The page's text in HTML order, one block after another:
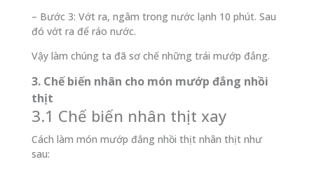
– Bước 3: Vớt ra, ngâm trong nước lạnh 10 phút. Sau
đó vớt ra để ráo nước.
Vậy làm chúng ta đã sơ chế những trái mướp đắng.
3. Chế biến nhân cho món mướp đắng nhồi
thịt
3.1 Chế biến nhân thịt xay
Cách làm món mướp đắng nhồi thịt nhân thịt như
sau: